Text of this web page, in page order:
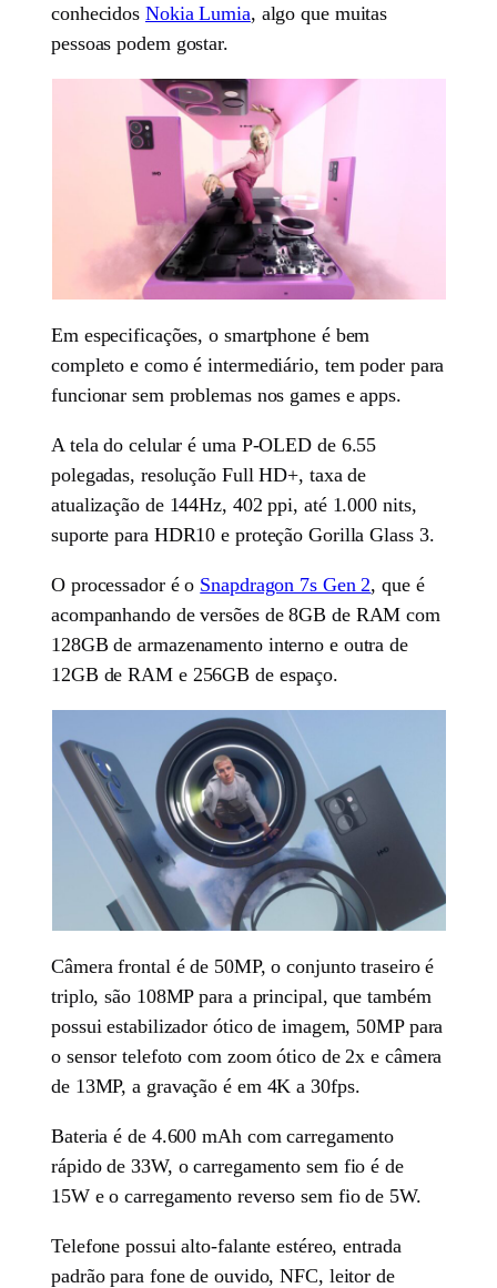
conhecidos Nokia Lumia, algo que muitas
pessoas podem gostar.
Em especificações, o smartphone é bem
completo e como é intermediário, tem poder para
funcionar sem problemas nos games e apps.
A tela do celular é uma P-OLED de 6.55
polegadas, resolução Full HD+, taxa de
atualização de 144Hz, 402 ppi, até 1.000 nits,
suporte para HDR10 e proteção Gorilla Glass 3.
O processador é o Snapdragon 7s Gen 2, que é
acompanhando de versões de 8GB de RAM com
128GB de armazenamento interno e outra de
12GB de RAM e 256GB de espaço.
Câmera frontal é de 50MP, o conjunto traseiro é
triplo, são 108MP para a principal, que também
possui estabilizador ótico de imagem, 50MP para
o sensor telefoto com zoom ótico de 2x e câmera
de 13MP, a gravação é em 4K a 30fps.
Bateria é de 4.600 mAh com carregamento
rápido de 33W, o carregamento sem fio é de
15W e o carregamento reverso sem fio de 5W.
Telefone possui alto-falante estéreo, entrada
padrão para fone de ouvido, NFC, leitor de